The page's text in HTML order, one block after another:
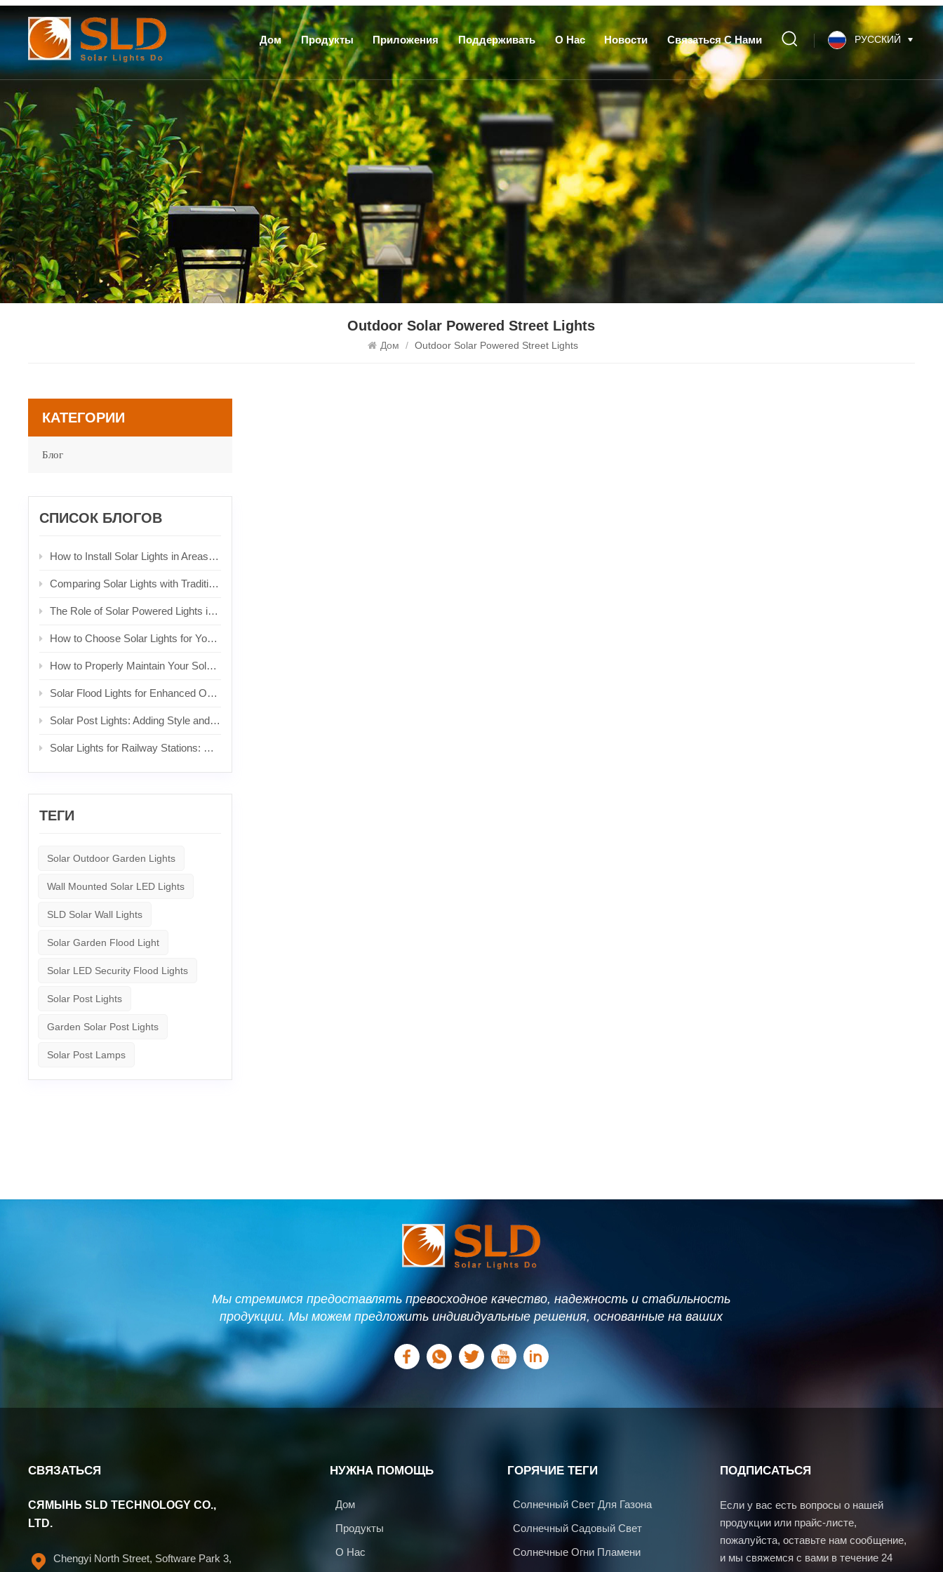
Дом Продукты Приложения Поддерживать О Нас Новости Связаться С Нами РУССКИЙ
Outdoor Solar Powered Street Lights
Дом / Outdoor Solar Powered Street Lights
КАТЕГОРИИ
Блог
СПИСОК БЛОГОВ
How to Install Solar Lights in Areas with Limited Sunlight
Comparing Solar Lights with Traditional Lighting Solutions
The Role of Solar Powered Lights in Urban Planning
How to Choose Solar Lights for Your Front Yard
How to Properly Maintain Your Solar Lights
Solar Flood Lights for Enhanced Outdoor Security and Brightness
Solar Post Lights: Adding Style and Functionality to Your Posts
Solar Lights for Railway Stations: Sustainable Lighting for Commuters
ТЕГИ
Solar Outdoor Garden Lights
Wall Mounted Solar LED Lights
SLD Solar Wall Lights
Solar Garden Flood Light
Solar LED Security Flood Lights
Solar Post Lights
Garden Solar Post Lights
Solar Post Lamps
Мы стремимся предоставлять превосходное качество, надежность и стабильность
продукции. Мы можем предложить индивидуальные решения, основанные на ваших
СВЯЗАТЬСЯ
СЯМЫНЬ SLD TECHNOLOGY CO.,
LTD.
Chengyi North Street, Software Park 3,
НУЖНА ПОМОЩЬ
Дом
Продукты
О Нас
ГОРЯЧИЕ ТЕГИ
Солнечный Свет Для Газона
Солнечный Садовый Свет
Солнечные Огни Пламени
ПОДПИСАТЬСЯ
Если у вас есть вопросы о нашей
продукции или прайс-листе,
пожалуйста, оставьте нам сообщение,
и мы свяжемся с вами в течение 24